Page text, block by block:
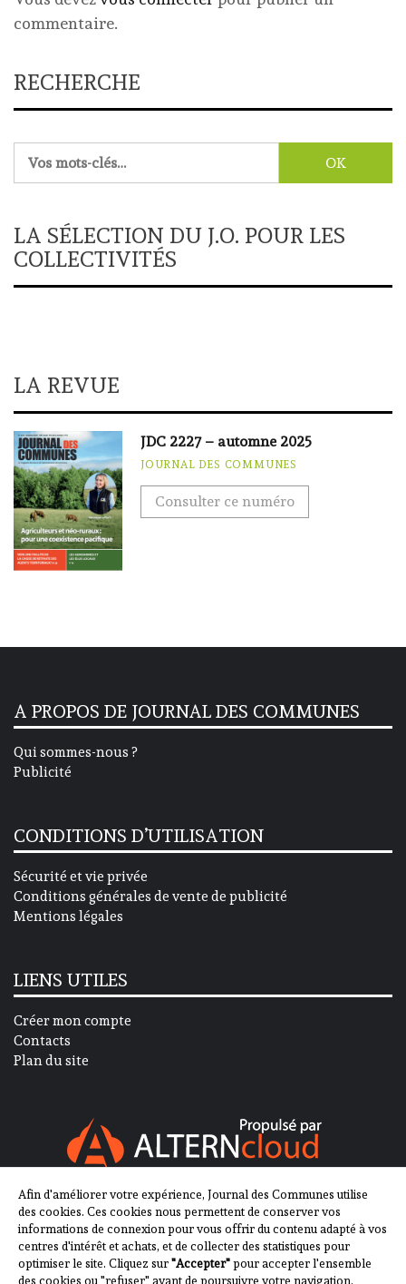
commentaire.
RECHERCHE
LA SÉLECTION DU J.O. POUR LES
COLLECTIVITÉS
LA REVUE
JDC 2227 – automne 2025
JOURNAL DES COMMUNES
Consulter ce numéro
A PROPOS DE JOURNAL DES COMMUNES
Qui sommes-nous ?
Publicité
CONDITIONS D’UTILISATION
Sécurité et vie privée
Conditions générales de vente de publicité
Mentions légales
LIENS UTILES
Créer mon compte
Contacts
Plan du site
SUIVEZ-NOUS SUR
Afin d'améliorer votre expérience, Journal des Communes utilise
des cookies. Ces cookies nous permettent de conserver vos
informations de connexion pour vous offrir du contenu adapté à vos
centres d'intérêt et achats, et de collecter des statistiques pour
optimiser le site. Cliquez sur"Accepter"pour accepter l'ensemble
des cookies ou "refuser" avant de poursuivre votre navigation.